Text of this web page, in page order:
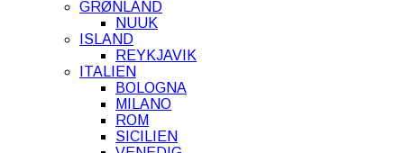
GRØNLAND
NUUK
ISLAND
REYKJAVIK
ITALIEN
BOLOGNA
MILANO
ROM
SICILIEN